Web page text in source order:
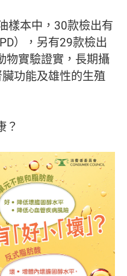
樣本中，30款檢出有
），另有29款檢出
物實驗證實，長期攝
功能及雄性的生殖
？